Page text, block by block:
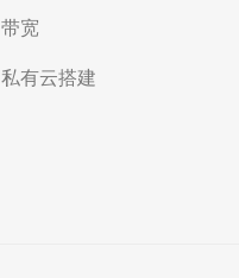
带宽
私有云搭建